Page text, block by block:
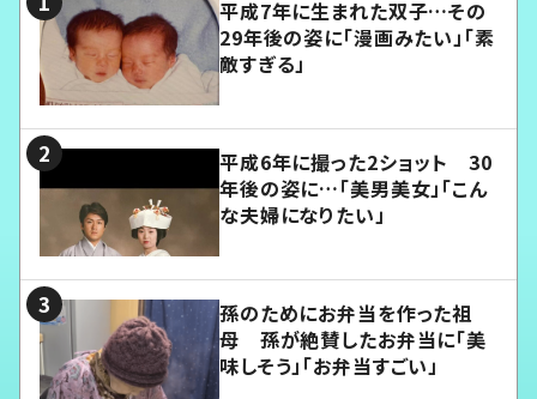
平成7年に生まれた双子…その
29年後の姿に「漫画みたい」「素
敵すぎる」
平成6年に撮った2ショット 30
年後の姿に…「美男美女」「こん
な夫婦になりたい」
孫のためにお弁当を作った祖
母 孫が絶賛したお弁当に「美
味しそう」「お弁当すごい」